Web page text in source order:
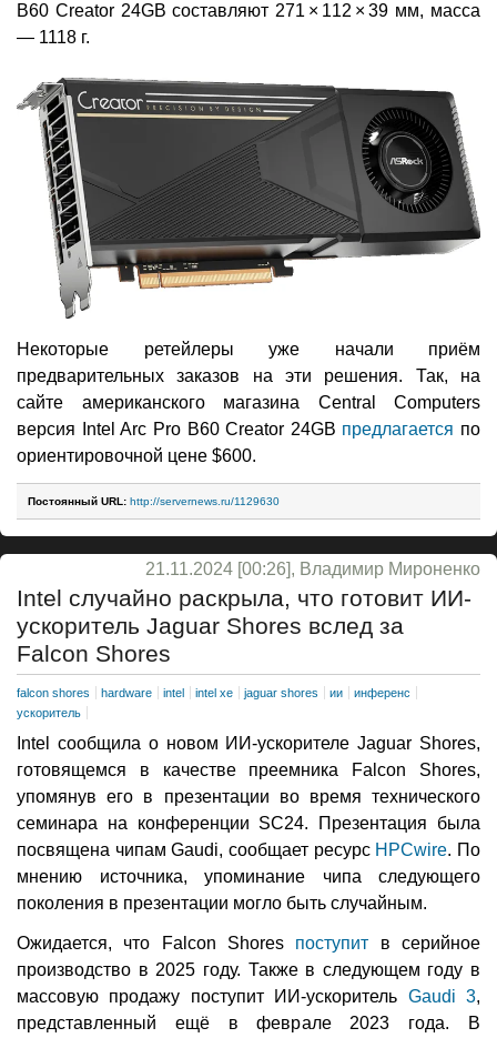
B60 Creator 24GB составляют 271 × 112 × 39 мм, масса
— 1118 г.
Некоторые ретейлеры уже начали приём
предварительных заказов на эти решения. Так, на
сайте американского магазина Central Computers
версия Intel Arc Pro B60 Creator 24GB предлагается по
ориентировочной цене $600.
Постоянный URL: http://servernews.ru/1129630
21.11.2024 [00:26], Владимир Мироненко
Intel случайно раскрыла, что готовит ИИ-
ускоритель Jaguar Shores вслед за
Falcon Shores
falcon shores hardware intel intel xe jaguar shores ии
инференс
ускоритель
Intel сообщила о новом ИИ-ускорителе Jaguar Shores,
готовящемся в качестве преемника Falcon Shores,
упомянув его в презентации во время технического
семинара на конференции SC24. Презентация была
посвящена чипам Gaudi, сообщает ресурс HPCwire. По
мнению источника, упоминание чипа следующего
поколения в презентации могло быть случайным.
Ожидается, что Falcon Shores поступит в серийное
производство в 2025 году. Также в следующем году в
массовую продажу поступит ИИ-ускоритель Gaudi 3,
представленный ещё в феврале 2023 года. В